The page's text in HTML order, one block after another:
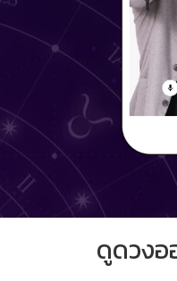
ดูดวงอ